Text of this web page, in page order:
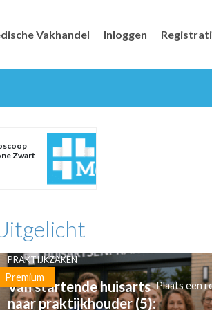
Vakhandel Inloggen
Zwart
Premium
PRAKTIJKZAKEN
Van startende huisarts
naar praktijkhouder (5):
Plaats een